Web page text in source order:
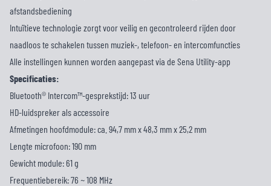
afstandsbediening
Intuïtieve technologie zorgt voor veilig en gecontroleerd rijden door
naadloos te schakelen tussen muziek-, telefoon- en intercomfuncties
Alle instellingen kunnen worden aangepast via de Sena Utility-app
Specificaties:
Bluetooth® Intercom™-gesprekstijd: 13 uur
HD-luidspreker als accessoire
Afmetingen hoofdmodule: ca. 94,7 mm x 48,3 mm x 25,2 mm
Lengte microfoon: 190 mm
Gewicht module: 61 g
Frequentiebereik: 76 ~ 108 MHz